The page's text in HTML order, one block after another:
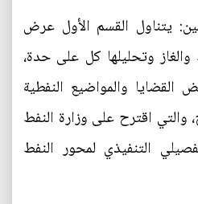
يتناول القسم الأول عرض
وتحليلها كل على حدة،
القضايا والمواضيع النفطية
والتي اقترح على وزارة النفط
التنفيذي لمحور النفط